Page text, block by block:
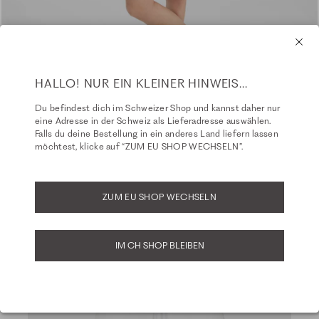
HALLO! NUR EIN KLEINER HINWEIS...
Du befindest dich im Schweizer Shop und kannst daher nur
eine Adresse in der Schweiz als Lieferadresse auswählen.
Falls du deine Bestellung in ein anderes Land liefern lassen
möchtest, klicke auf “ZUM EU SHOP WECHSELN”.
ZUM EU SHOP WECHSELN
IM CH SHOP BLEIBEN